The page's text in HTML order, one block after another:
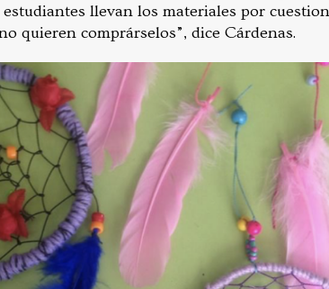
llevan los materiales por
quieren comprárselos”, dice Cárdenas.